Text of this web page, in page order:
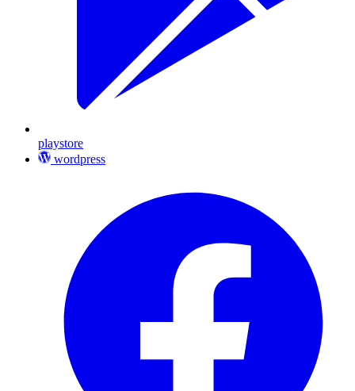
playstore
wordpress